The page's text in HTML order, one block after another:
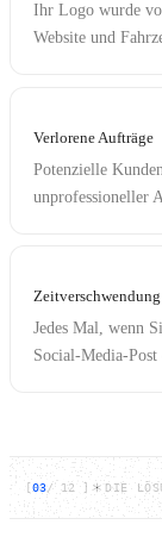
Ihr Logo wurde
Website und
Verlorene Aufträge
Potenzielle
unprofessioneller
Zeit­verschwendung
Jedes Mal, wenn
Social-Media-
[03/ 12 ] DIE